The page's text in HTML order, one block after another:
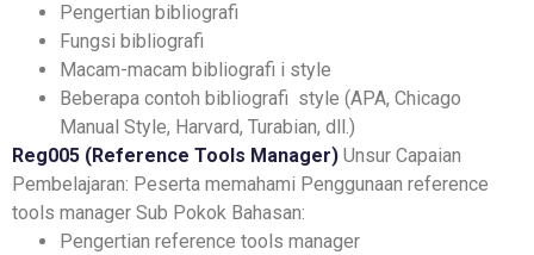
Pengertian bibliografi
Fungsi bibliografi
Macam-macam bibliografi i style
Beberapa contoh bibliografi style (APA, Chicago
Manual Style, Harvard, Turabian, dll.)
Reg005 (Reference Tools Manager) Unsur Capaian
Pembelajaran: Peserta memahami Penggunaan reference
tools manager Sub Pokok Bahasan:
Pengertian reference tools manager